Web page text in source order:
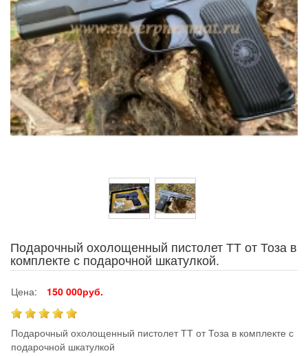
Подарочный охолощенный пистолет ТТ от Тоза в
комплекте с подарочной шкатулкой.
Цена: 150 000руб.
Подарочный охолощенный пистолет ТТ от Тоза в комплекте с
подарочной шкатулкой